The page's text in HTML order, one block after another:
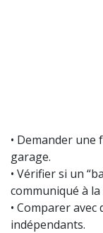
• Demander une
garage.
• Vérifier si un
communiqué à
• Comparer
indépendants.